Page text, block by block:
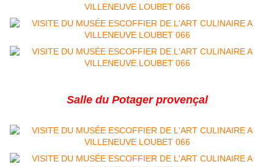
Salle du Potager provençal